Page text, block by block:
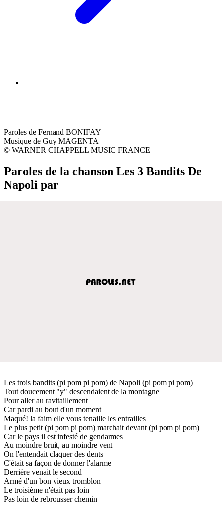
Paroles de Fernand BONIFAY
Musique de Guy MAGENTA
© WARNER CHAPPELL MUSIC FRANCE
Paroles de la chanson Les 3 Bandits De
Napoli par
Les trois bandits (pi pom pi pom) de Napoli (pi pom pi pom)
Tout doucement "y" descendaient de la montagne
Pour aller au ravitaillement
Car pardi au bout d'un moment
Maqué! la faim elle vous tenaille les entrailles
Le plus petit (pi pom pi pom) marchait devant (pi pom pi pom)
Car le pays il est infesté de gendarmes
Au moindre bruit, au moindre vent
On l'entendait claquer des dents
C'était sa façon de donner l'alarme
Derrière venait le second
Armé d'un bon vieux tromblon
Le troisième n'était pas loin
Pas loin de rebrousser chemin